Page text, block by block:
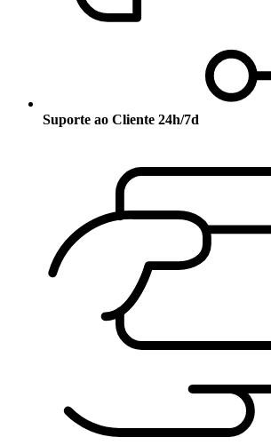
Suporte ao Cliente 24h/7d